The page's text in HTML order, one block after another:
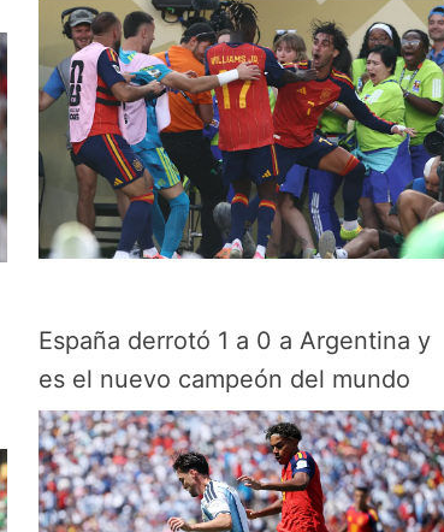
España derrotó 1 a 0 a Argentina y
es el nuevo campeón del mundo